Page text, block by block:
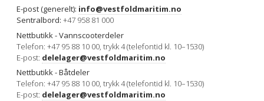
E-post (generelt): info@vestfoldmaritim.no
Sentralbord: +47 958 81 000
Nettbutikk - Vannscooterdeler
Telefon: +47 95 88 10 00, trykk 4 (telefontid kl. 10–1530)
E-post: delelager@vestfoldmaritim.no
Nettbutikk - Båtdeler
Telefon: +47 95 88 10 00, trykk 4 (telefontid kl. 10–1530)
E-post: delelager@vestfoldmaritim.no